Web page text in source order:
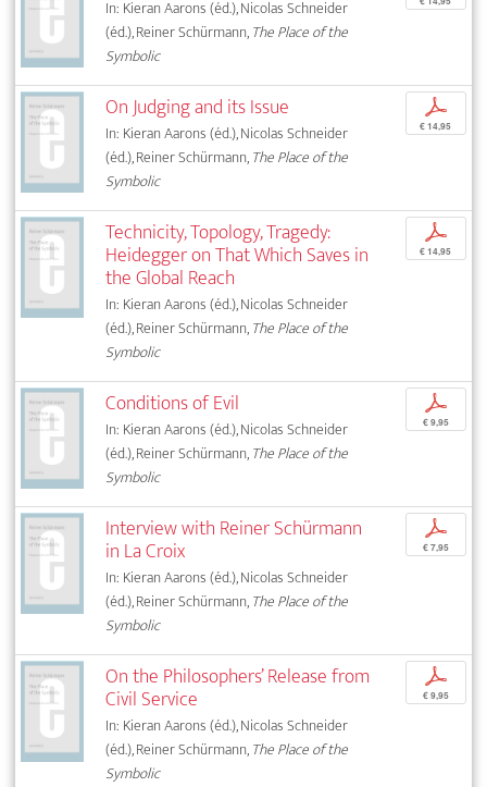
In: Kieran Aarons (éd.), Nicolas Schneider
(éd.), Reiner Schürmann,The Place of the
Symbolic
On Judging and its Issue
In: Kieran Aarons (éd.), Nicolas Schneider
(éd.), Reiner Schürmann,The Place of the
Symbolic
p
€ 14,95
Technicity, Topology, Tragedy:
Heidegger on That Which Saves in
the Global Reach
In: Kieran Aarons (éd.), Nicolas Schneider
(éd.), Reiner Schürmann,The Place of the
Symbolic
p
€ 14,95
Conditions of Evil
In: Kieran Aarons (éd.), Nicolas Schneider
(éd.), Reiner Schürmann,The Place of the
Symbolic
p
€ 9,95
Interview with Reiner Schürmann
in La Croix
In: Kieran Aarons (éd.), Nicolas Schneider
(éd.), Reiner Schürmann,The Place of the
Symbolic
p
€ 7,95
On the Philosophers’ Release from
Civil Service
In: Kieran Aarons (éd.), Nicolas Schneider
(éd.), Reiner Schürmann,The Place of the
Symbolic
p
€ 9,95